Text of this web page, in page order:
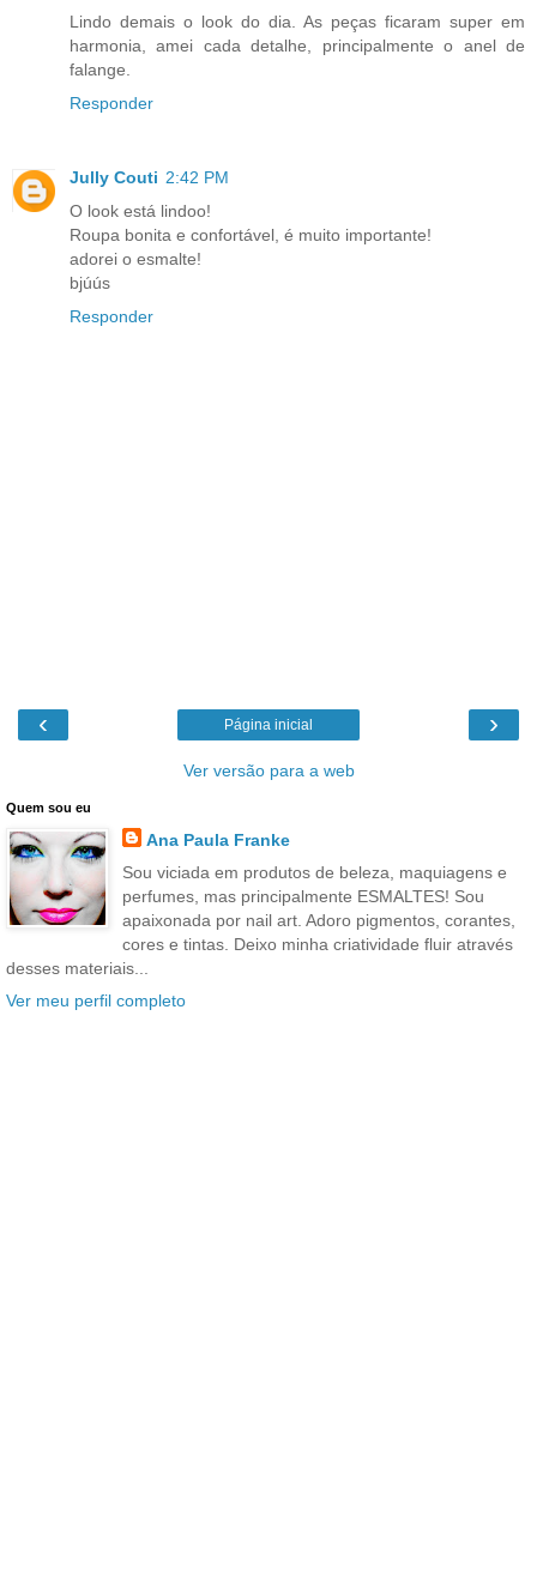
Lindo demais o look do dia. As peças ficaram super em
harmonia, amei cada detalhe, principalmente o anel de
falange.
Responder
Jully Couti 2:42 PM
O look está lindoo!
Roupa bonita e confortável, é muito importante!
adorei o esmalte!
bjúús
Responder
‹ ›
Página inicial
Ver versão para a web
Quem sou eu
Ana Paula Franke
Sou viciada em produtos de beleza, maquiagens e
perfumes, mas principalmente ESMALTES! Sou
apaixonada por nail art. Adoro pigmentos, corantes,
cores e tintas. Deixo minha criatividade fluir através
desses materiais...
Ver meu perfil completo